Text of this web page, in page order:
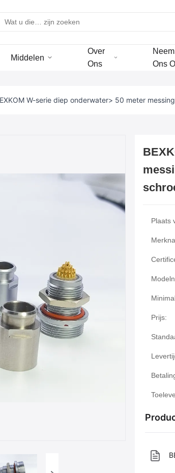
Middelen
Over
Ons
Ons
W-serie diep onderwater> 50 meter
Plaats
Prijs: